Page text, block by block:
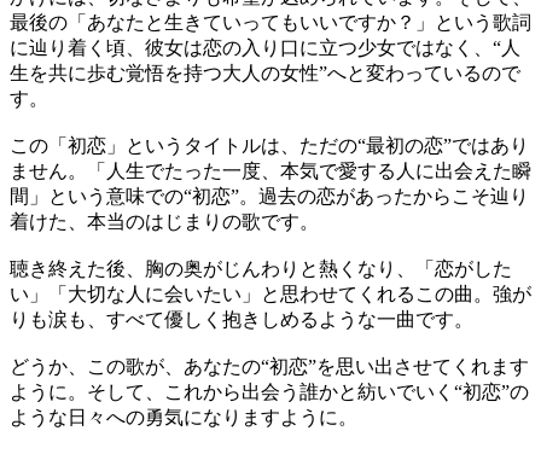
最後の「あなたと生きていってもいいですか？」という歌詞
に辿り着く頃、彼女は恋の入り口に立つ少女ではなく、“人
生を共に歩む覚悟を持つ大人の女性”へと変わっているので
す。
この「初恋」というタイトルは、ただの“最初の恋”ではあり
ません。「人生でたった一度、本気で愛する人に出会えた瞬
間」という意味での“初恋”。過去の恋があったからこそ辿り
着けた、本当のはじまりの歌です。
聴き終えた後、胸の奥がじんわりと熱くなり、「恋がした
い」「大切な人に会いたい」と思わせてくれるこの曲。強が
りも涙も、すべて優しく抱きしめるような一曲です。
どうか、この歌が、あなたの“初恋”を思い出させてくれます
ように。そして、これから出会う誰かと紡いでいく“初恋”の
ような日々への勇気になりますように。